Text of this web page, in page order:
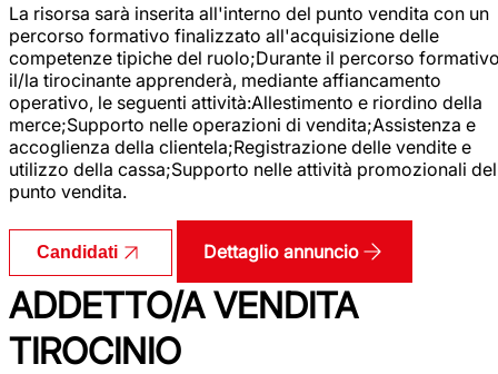
La risorsa sarà inserita all'interno del punto vendita con un
percorso formativo finalizzato all'acquisizione delle
competenze tipiche del ruolo;Durante il percorso
il/la tirocinante apprenderà, mediante affiancamento
operativo, le seguenti attività:Allestimento e riordino della
merce;Supporto nelle operazioni di vendita;Assistenza e
accoglienza della clientela;Registrazione delle vendite e
utilizzo della cassa;Supporto nelle attività promozionali del
punto vendita.
Candidati Dettaglio annuncio
ADDETTO/A VENDITA
TIROCINIO